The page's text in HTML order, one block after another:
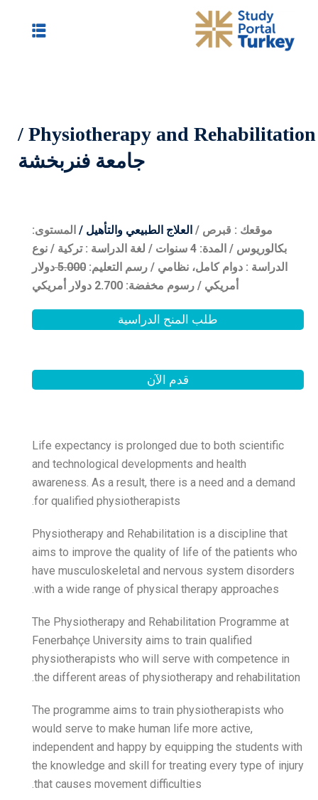
Physiotherapy and Rehabilitation /
الطبيعي والتأهيل /المستوى:
/ المدة: 4 سنوات / لغة الدراسة : تركية / نوع
رسم التعليم: 5.000
دولار
Life expectancy is
and technological
awareness. As a result,
Physiotherapy and
aims to improve the
have musculoskeletal
with a wide range of
The Physiotherapy and
Fenerbahçe University
physiotherapists who will
the different areas of
The programme aims to
would serve to make
independent and happy
the knowledge and skill
that causes movement